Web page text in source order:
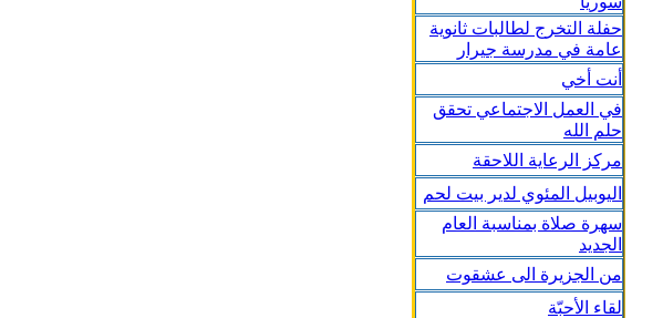
حفلة التخرج لطالبات ثانوية
عامة في مدرسة جيرار
أنت أخي
في العمل الاجتماعي تحقق
حلم الله
مركز الرعاية اللاحقة
اليوبيل المئوي لدير بيت لحم
سهرة صلاة بمناسبة العام
الجديد
من الجزيرة الى عشقوت
لقاء الأحبّة